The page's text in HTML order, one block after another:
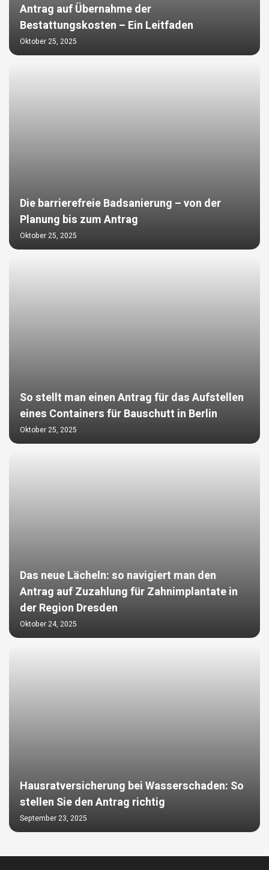
Antrag auf Übernahme der
Bestattungskosten – Ein Leitfaden
Oktober 25, 2025
Die barrierefreie Badsanierung – von der
Planung bis zum Antrag
Oktober 25, 2025
So stellt man einen Antrag für das Aufstellen
eines Containers für Bauschutt in Berlin
Oktober 25, 2025
Das neue Lächeln: so navigiert man den
Antrag auf Zuzahlung für Zahnimplantate in
der Region Dresden
Oktober 24, 2025
Hausratversicherung bei Wasserschaden: So
stellen Sie den Antrag richtig
September 23, 2025